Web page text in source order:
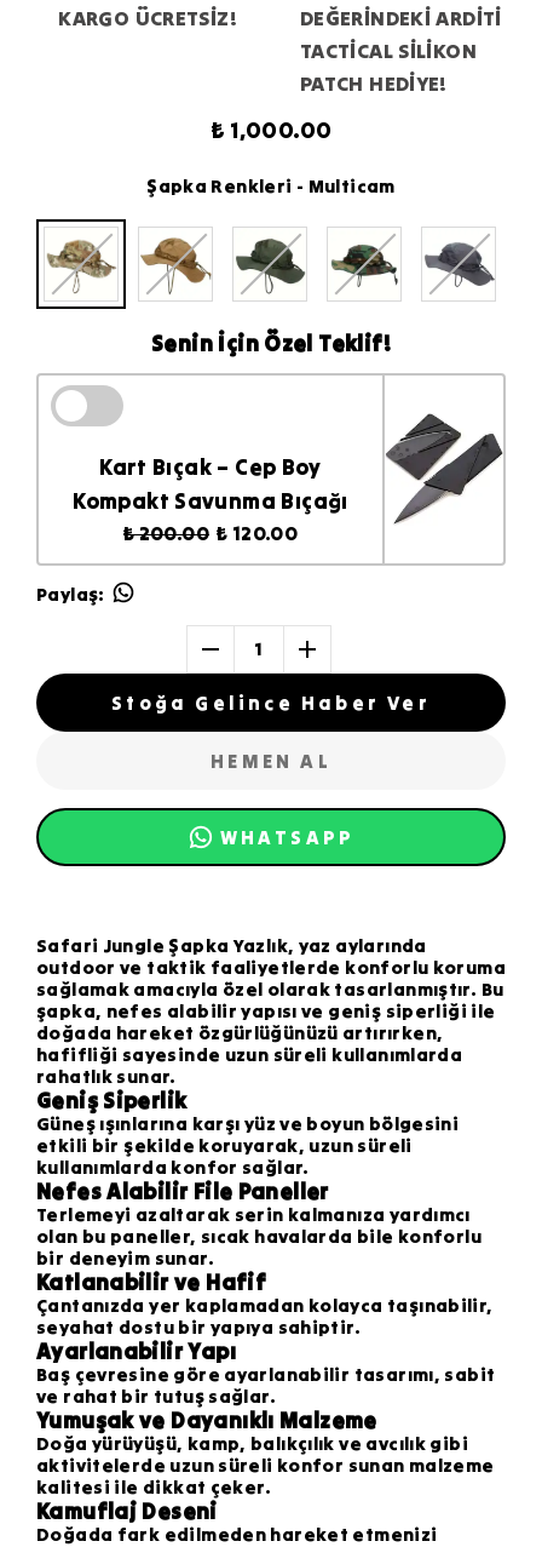
KARGO ÜCRETSİZ!
DEĞERİNDEKİ ARDİTİ
TACTİCAL SİLİKON
PATCH HEDİYE!
₺ 1,000.00
Şapka Renkleri - Multicam
Senin İçin Özel Teklif!
Kart Bıçak – Cep Boy
Kompakt Savunma Bıçağı
₺ 200.00 ₺ 120.00
Paylaş:
1
Stoğa Gelince Haber Ver
HEMEN AL
WHATSAPP
Safari Jungle Şapka Yazlık, yaz aylarında
outdoor ve taktik faaliyetlerde konforlu koruma
sağlamak amacıyla özel olarak tasarlanmıştır. Bu
şapka, nefes alabilir yapısı ve geniş siperliği ile
doğada hareket özgürlüğünüzü artırırken,
hafifliği sayesinde uzun süreli kullanımlarda
rahatlık sunar.
Geniş Siperlik
Güneş ışınlarına karşı yüz ve boyun bölgesini
etkili bir şekilde koruyarak, uzun süreli
kullanımlarda konfor sağlar.
Nefes Alabilir File Paneller
Terlemeyi azaltarak serin kalmanıza yardımcı
olan bu paneller, sıcak havalarda bile konforlu
bir deneyim sunar.
Katlanabilir ve Hafif
Çantanızda yer kaplamadan kolayca taşınabilir,
seyahat dostu bir yapıya sahiptir.
Ayarlanabilir Yapı
Baş çevresine göre ayarlanabilir tasarımı, sabit
ve rahat bir tutuş sağlar.
Yumuşak ve Dayanıklı Malzeme
Doğa yürüyüşü, kamp, balıkçılık ve avcılık gibi
aktivitelerde uzun süreli konfor sunan malzeme
kalitesi ile dikkat çeker.
Kamuflaj Deseni
Doğada fark edilmeden hareket etmenizi